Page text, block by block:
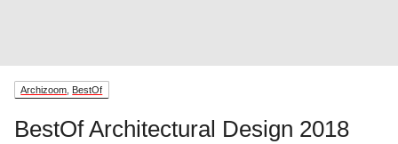
Archizoom BestOf
BestOf Architectural Design 2018